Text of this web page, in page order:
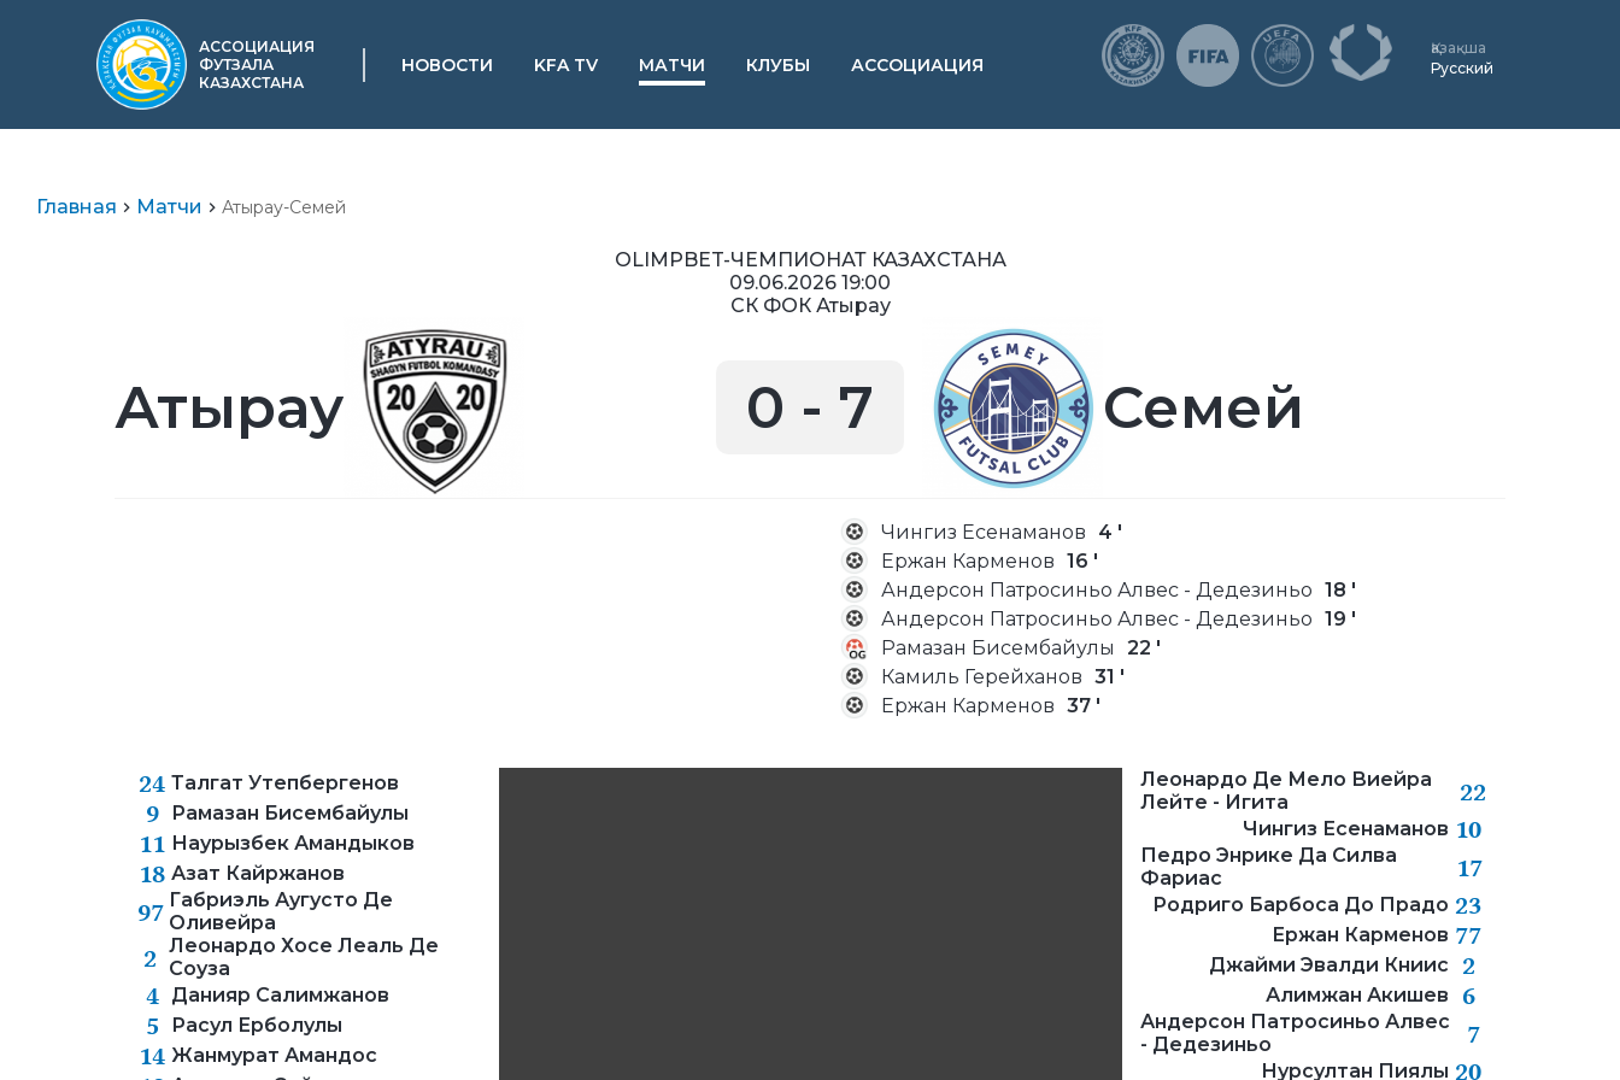
АССОЦИАЦИЯ
ФУТЗАЛА
КАЗАХСТАНА
НОВОСТИ KFA TV МАТЧИ КЛУБЫ АССОЦИАЦИЯ
Қазақша
Русский
Главная Матчи Атырау-Семей
OLIMPBET-ЧЕМПИОНАТ КАЗАХСТАНА
09.06.2026 19:00
СК ФОК Атырау
Атырау 0 - 7 Семей
Чингиз Есенаманов
4 '
Ержан Карменов 16 '
Андерсон Патросиньо Алвес - Дедезиньо 18 '
Андерсон Патросиньо Алвес - Дедезиньо 19 '
Рамазан Бисембайулы
22 '
Камиль Герейханов 31 '
Ержан Карменов 37 '
24 Талгат Утепбергенов
9 Рамазан Бисембайулы
11 Наурызбек Амандыков
18 Азат Кайржанов
97 Габриэль Аугусто Де
Оливейра
2 Леонардо Хосе Леаль Де
Соуза
4 Данияр Салимжанов
5 Расул Ерболулы
14 Жанмурат Амандос
Леонардо Де Мело Виейра
Лейте - Игита
22
Чингиз Есенаманов 10
Педро Энрике Да Силва
Фариас
17
Родриго Барбоса До Прадо 23
Ержан Карменов 77
Джайми Эвалди Книис 2
Алимжан Акишев 6
Андерсон Патросиньо Алвес
- Дедезиньо
7
Нурсултан Пиялы 20